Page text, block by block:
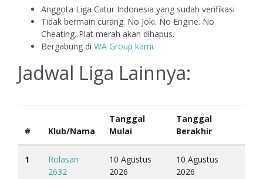
Anggota Liga Catur Indonesia yang sudah verifikasi
Tidak bermain curang. No Joki. No Engine. No
Cheating. Plat merah akan dihapus.
Bergabung di WA Group kami.
Jadwal Liga Lainnya:
# Klub/Nama
Tanggal
Mulai
Tanggal
Berakhir
1
Rolasan
2632
10 Agustus
2026
10 Agustus
2026